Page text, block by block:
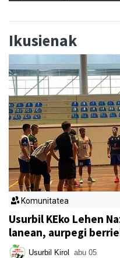
Ikusienak
Komunitatea
Usurbil KEko Lehen
lanean, aurpegi
Usurbil Kirol abu 05